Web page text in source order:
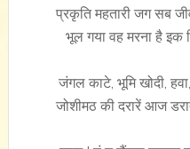
प्रकृति महतारी जग सब
भूल गया वह मरना है इक
जंगल काटे, भूमि खोदी,
जोशीमठ की दरारें आज